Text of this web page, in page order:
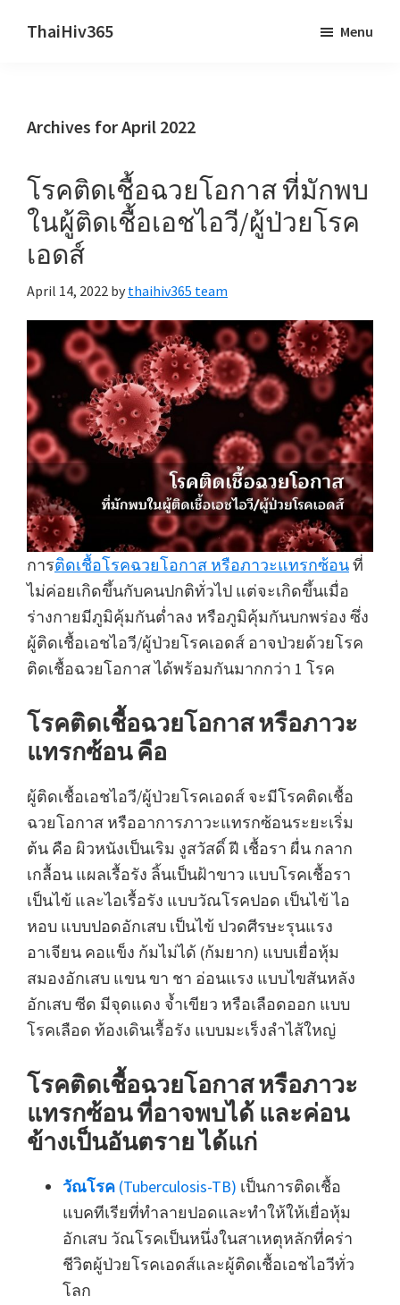
ThaiHiv365
behind.
Menu
Archives for April 2022
โรคติดเชื้อฉวยโอกาส ที่มักพบ
ในผู้ติดเชื้อเอชไอวี/ผู้ป่วยโรค
เอดส์
April 14, 2022 by thaihiv365 team
การติดเชื้อโรคฉวยโอกาส หรือภาวะแทรกซ้อนที่
ไม่ค่อยเกิดขึ้นกับคนปกติทั่วไป แต่จะเกิดขึ้นเมื่อ
ร่างกายมีภูมิคุ้มกันต่ำลง หรือภูมิคุ้มกันบกพร่อง ซึ่ง
ผู้ติดเชื้อเอชไอวี/ผู้ป่วยโรคเอดส์ อาจป่วยด้วยโรค
ติดเชื้อฉวยโอกาส ได้พร้อมกันมากกว่า 1 โรค
โรคติดเชื้อฉวยโอกาส หรือภาวะ
แทรกซ้อน คือ
ผู้ติดเชื้อเอชไอวี/ผู้ป่วยโรคเอดส์ จะมีโรคติดเชื้อ
ฉวยโอกาส หรืออาการภาวะแทรกซ้อนระยะเริ่ม
ต้น คือ ผิวหนังเป็นเริม งูสวัสดิ์ ฝี เชื้อรา ผื่น กลาก
เกลื้อน แผลเรื้อรัง ลิ้นเป็นฝ้าขาว แบบโรคเชื้อรา
เป็นไข้ และไอเรื้อรัง แบบวัณโรคปอด เป็นไข้ ไอ
หอบ แบบปอดอักเสบ เป็นไข้ ปวดศีรษะรุนแรง
อาเจียน คอแข็ง ก้มไม่ได้ (ก้มยาก) แบบเยื่อหุ้ม
สมองอักเสบ แขน ขา ชา อ่อนแรง แบบไขสันหลัง
อักเสบ ซีด มีจุดแดง จ้ำเขียว หรือเลือดออก แบบ
โรคเลือด ท้องเดินเรื้อรัง แบบมะเร็งลำไส้ใหญ่
โรคติดเชื้อฉวยโอกาส หรือภาวะ
แทรกซ้อน ที่อาจพบได้ และค่อน
ข้างเป็นอันตราย ได้แก่
วัณโรค (Tuberculosis-TB) เป็นการติดเชื้อ
แบคทีเรียที่ทำลายปอดและทำให้ให้เยื่อหุ้ม
อักเสบ วัณโรคเป็นหนึ่งในสาเหตุหลักที่คร่า
ชีวิตผู้ป่วยโรคเอดส์และผู้ติดเชื้อเอชไอวีทั่ว
โลก